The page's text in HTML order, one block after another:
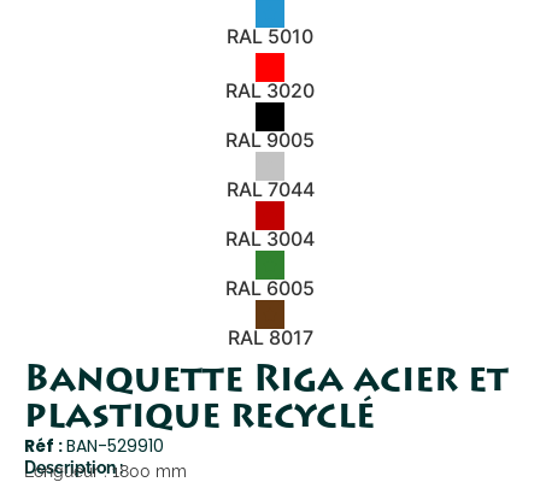
RAL 5010
RAL 3020
RAL 9005
RAL 7044
RAL 3004
RAL 6005
RAL 8017
Banquette Riga acier et
plastique recyclé
Réf :BAN-529910
Description :
Longueur : 1800 mm